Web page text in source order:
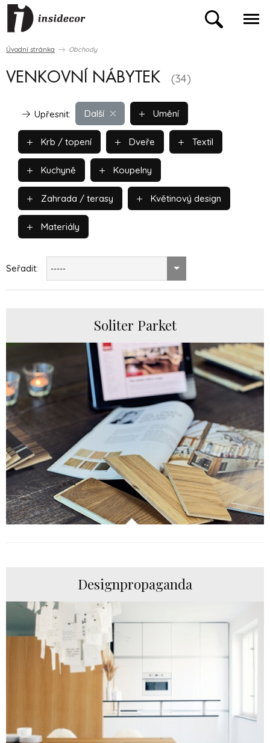
Úvodní stránka Obchody
VENKOVNÍ NÁBYTEK (34)
Další
Upřesnit: Umění
Krb / topení Dveře Textil
Kuchyně Koupelny
Zahrada / terasy Květinový design
Materiály
Seřadit: -----
Soliter Parket
Designpropaganda